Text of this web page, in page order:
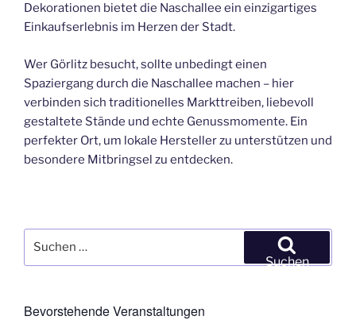
Dekorationen bietet die Naschallee ein einzigartiges
Einkaufserlebnis im Herzen der Stadt.
Wer Görlitz besucht, sollte unbedingt einen
Spaziergang durch die Naschallee machen – hier
verbinden sich traditionelles Markttreiben, liebevoll
gestaltete Stände und echte Genussmomente. Ein
perfekter Ort, um lokale Hersteller zu unterstützen und
besondere Mitbringsel zu entdecken.
nach:
Suchen
Bevorstehende Veranstaltungen